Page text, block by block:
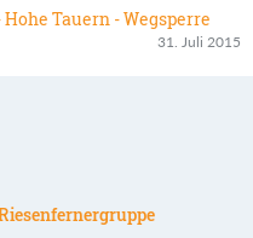
Tauern - Wegsperre
31. Juli 2015